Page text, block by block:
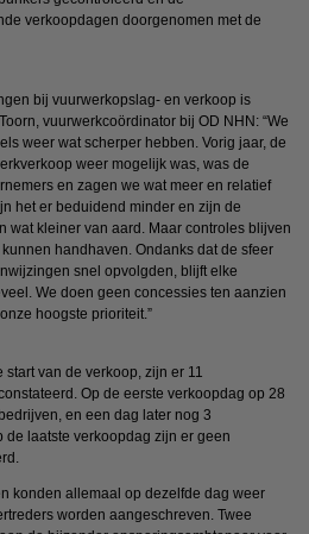
verkoopdagen doorgenomen met de
bij vuurwerkopslag- en verkoop is
vuurwerkcoördinator bij OD NHN: “We
weer wat scherper hebben. Vorig jaar, de
weer mogelijk was, was de
en zagen we wat meer en relatief
het er beduidend minder en zijn de
wat kleiner van aard. Maar controles blijven
handhaven. Ondanks dat de sfeer
snel opvolgden, blijft elke
We doen geen concessies ten aanzien
hoogste prioriteit.”
van de verkoop, zijn er 11
Op de eerste verkoopdag op 28
en een dag later nog 3
laatste verkoopdag zijn er geen
konden allemaal op dezelfde dag weer
worden aangeschreven. Twee